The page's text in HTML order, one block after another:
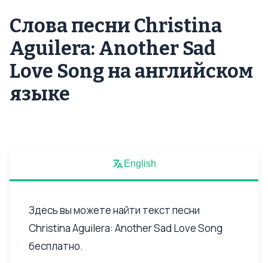
Слова песни Christina
Aguilera: Another Sad
Love Song на английском
языке
English
Здесь вы можете найти текст песни
Christina Aguilera: Another Sad Love Song
бесплатно.